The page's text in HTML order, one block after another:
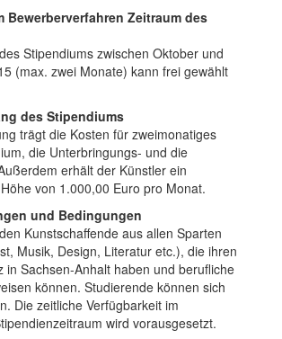
Bewerberverfahren Zeitraum des
Stipendiums zwischen Oktober und
(max. zwei Monate) kann frei gewählt
des Stipendiums
trägt die Kosten für zweimonatiges
die Unterbringungs- und die
erhält der Künstler ein
von 1.000,00 Euro pro Monat.
und Bedingungen
Kunstschaffende aus allen Sparten
Musik, Design, Literatur etc.), die ihren
in Sachsen-Anhalt haben und berufliche
können. Studierende können sich
Die zeitliche Verfügbarkeit im
wird vorausgesetzt.